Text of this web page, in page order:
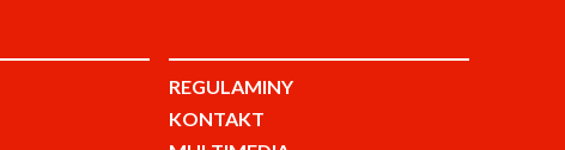
REGULAMINY
KONTAKT